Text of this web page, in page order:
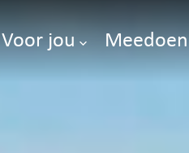
Voor jou Meedoen